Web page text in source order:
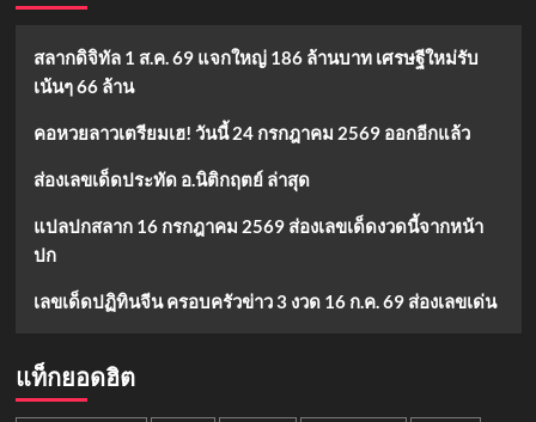
สลากดิจิทัล 1 ส.ค. 69 แจกใหญ่ 186 ล้านบาท เศรษฐีใหม่รับ
เน้นๆ 66 ล้าน
คอหวยลาวเตรียมเฮ! วันนี้ 24 กรกฎาคม 2569 ออกอีกแล้ว
ส่องเลขเด็ดประทัด อ.นิติกฤตย์ ล่าสุด
แปลปกสลาก 16 กรกฎาคม 2569 ส่องเลขเด็ดงวดนี้จากหน้า
ปก
เลขเด็ดปฏิทินจีน ครอบครัวข่าว 3 งวด 16 ก.ค. 69 ส่องเลขเด่น
แท็กยอดฮิต